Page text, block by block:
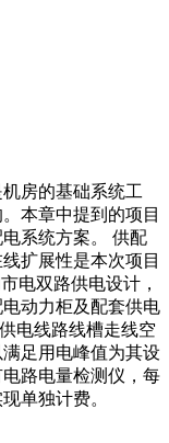
房的基础系统工
本章中提到的项目
系统方案。 供配
扩展性是本次项目
电双路供电设计，
动力柜及配套供电
电线路线槽走线空
足用电峰值为其设
路电量检测仪，每
单独计费。